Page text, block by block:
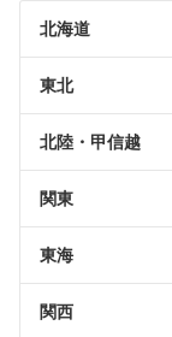
北海道
東北
北陸・甲信越
関東
東海
関西